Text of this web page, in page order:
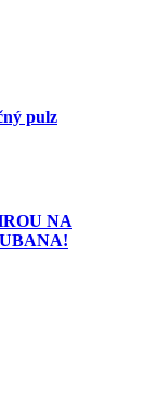
pulz
NA